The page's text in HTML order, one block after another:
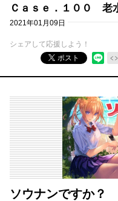
Ｃａｓｅ．１００ 老
2021年01月09日
シェアして応援しよう！
ポスト
ソウナンですか？